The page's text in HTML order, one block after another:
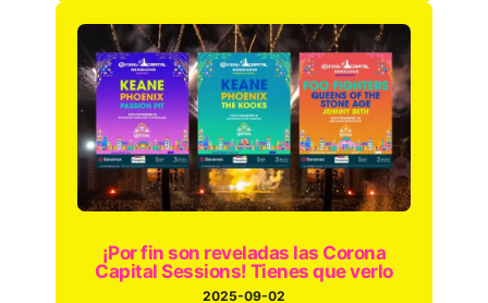
¡Por fin son reveladas las Corona
Capital Sessions! Tienes que verlo
2025-09-02